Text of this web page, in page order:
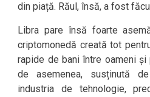
din piață. Răul, însă, a fost
Libra pare însă foarte
criptomonedă creată tot
rapide de bani între oameni
de asemenea, susținută
industria de tehnologie,